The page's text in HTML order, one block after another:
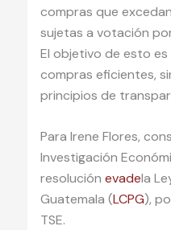
compras que
sujetas a votación
El objetivo de esto
compras eficientes,
principios de
Para Irene Flores,
Investigación
resolución evadela
Guatemala (LCPG),
TSE.